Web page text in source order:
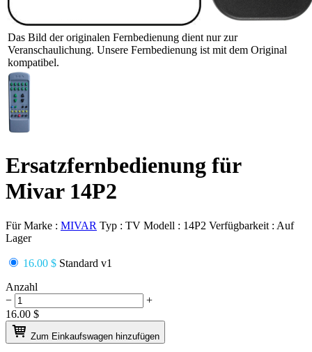
Das Bild der originalen Fernbedienung dient nur zur
Veranschaulichung. Unsere Fernbedienung ist mit dem Original
kompatibel.
Ersatzfernbedienung für
Mivar 14P2
Für Marke : MIVAR Typ : TV Modell : 14P2 Verfügbarkeit : Auf
Lager
16.00 $ Standard v1
Anzahl
−
+
16.00 $
Zum Einkaufswagen hinzufügen